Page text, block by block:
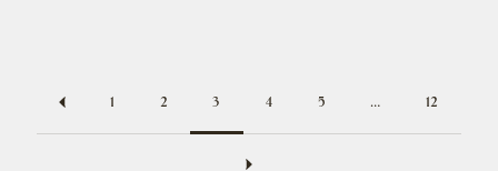
1 2 3 4 5 … 12